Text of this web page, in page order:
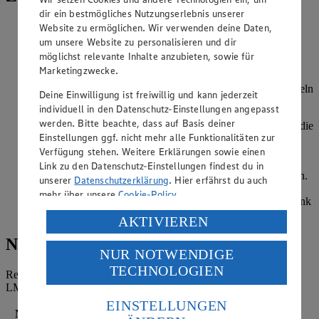
Die Waffeln grob zerbrechen und mit der einen Hälfte den
Boden einer großen Schale oder Auflaufform auslegen.
Ricotta mit Sahne verrühren, Zitronengras ganz fein
schneiden. Ricotta mit Zucker und Zitronengras
abschmecken. Die Hälfte der Ricotta-Creme über den Waffeln
verteilen.
Beeren-Konfitüre mit den frischen Beeren vermischen und die
Hälfte davon auf der Ricotta-Creme verteilen.
Dann wieder eine Schicht Waffeln, eine Schicht Ricotta-
Creme darüber geben und abschließend eine Schicht Beeren.
Mit Zitronenmelisse dekorieren. Tipp: Das Trifle schmeckt
besonders lecker, wenn es für einige Stunden im Kühlschrank
durchziehen kann.
Nährwerte
Referenzmenge für einen durchschnittlichen Erwachsenen laut
LMIV (8.400 kJ/2.000 kcal).
Nährwerte
pro Portion
dir ein bestmögliches Nutzungserlebnis unserer
Website zu ermöglichen. Wir verwenden deine Daten,
um unsere Website zu personalisieren und dir
möglichst relevante Inhalte anzubieten, sowie für
Marketingzwecke.
Deine Einwilligung ist freiwillig und kann jederzeit
individuell in den Datenschutz-Einstellungen angepasst
werden. Bitte beachte, dass auf Basis deiner
Einstellungen ggf. nicht mehr alle Funktionalitäten zur
Verfügung stehen. Weitere Erklärungen sowie einen
Link zu den Datenschutz-Einstellungen findest du in
unserer Datenschutzerklärung. Hier erfährst du auch
mehr über unsereCookie-Policy.
Verarbeitung deiner personenbezogenen Daten in den
USA durch Facebook und YouTube:
Wenn du auf „Aktivieren“ klickst, willigst du im Sinne
des Art. 49 Abs. 1 Satz 1 lit. a) DSGVO ein, dass deine
Daten in den USA verarbeitet werden. Der EuGH sieht
die USA als Land mit einem nach europäischen
Standards nicht angemessenen Datenschutzniveau an.
AKTIVIEREN
NUR NOTWENDIGE
TECHNOLOGIEN
EINSTELLUNGEN